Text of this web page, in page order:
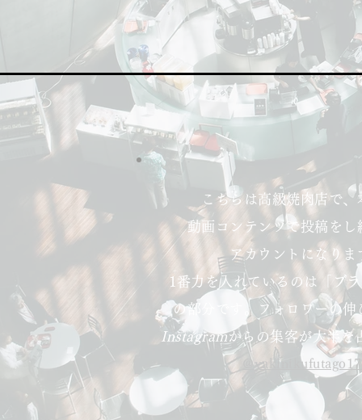
こちらは高級焼肉店で、
動画コンテンツで投稿をし
アカウントになりま
1番力を入れているのは「
ブ
の部分です。フォロワーの伸
Instagramからの集客が大半を